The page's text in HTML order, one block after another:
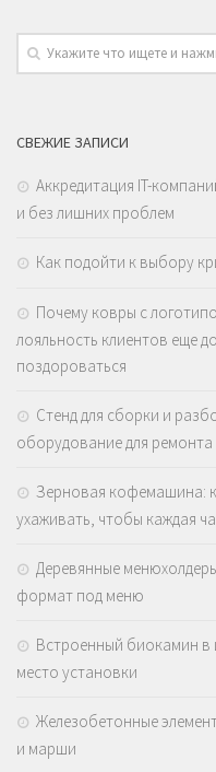
СВЕЖИЕ ЗАПИСИ
Аккредитация IT-
и без лишних проблем
Как подойти к выбору
Почему ковры с
лояльность клиентов еще
поздороваться
Стенд для сборки и
оборудование для ремонта
Зерновая кофемашина:
ухаживать, чтобы каждая
Деревянные
формат под меню
Встроенный биокамин в
место установки
Железобетонные
и марши